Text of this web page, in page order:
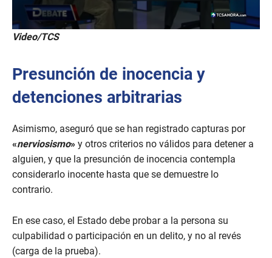
Video/TCS
Presunción de inocencia y
detenciones arbitrarias
Asimismo, aseguró que se han registrado capturas por
«nerviosismo» y otros criterios no válidos para detener a
alguien, y que la presunción de inocencia contempla
considerarlo inocente hasta que se demuestre lo
contrario.
En ese caso, el Estado debe probar a la persona su
culpabilidad o participación en un delito, y no al revés
(carga de la prueba).